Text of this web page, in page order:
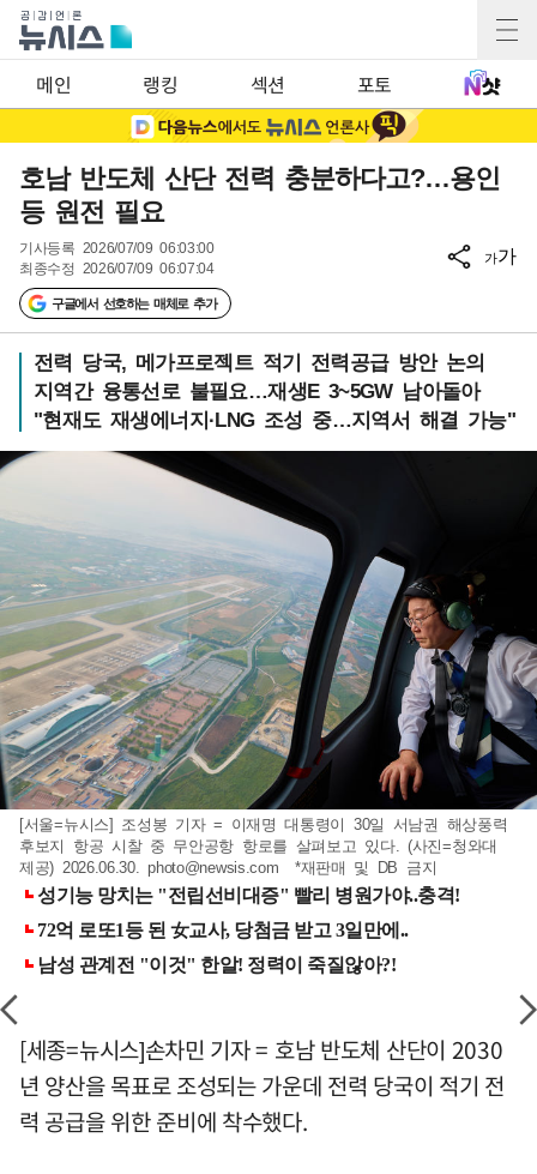
메인 랭킹 섹션 포토
호남 반도체 산단 전력 충분하다고?…용인
등 원전 필요
기사등록 2026/07/09 06:03:00
최종수정 2026/07/09 06:07:04
구글에서 선호하는 매체로 추가
가가
전력 당국, 메가프로젝트 적기 전력공급 방안 논의
지역간 융통선로 불필요…재생E 3~5GW 남아돌아
"현재도 재생에너지·LNG 조성 중…지역서 해결 가능"
[서울=뉴시스] 조성봉 기자 = 이재명 대통령이 30일 서남권 해상풍력
후보지 항공 시찰 중 무안공항 항로를 살펴보고 있다. (사진=청와대
제공) 2026.06.30.photo@newsis.com *재판매 및 DB 금지
[세종=뉴시스]손차민 기자 = 호남 반도체 산단이 2030
년 양산을 목표로 조성되는 가운데 전력 당국이 적기 전
력 공급을 위한 준비에 착수했다.